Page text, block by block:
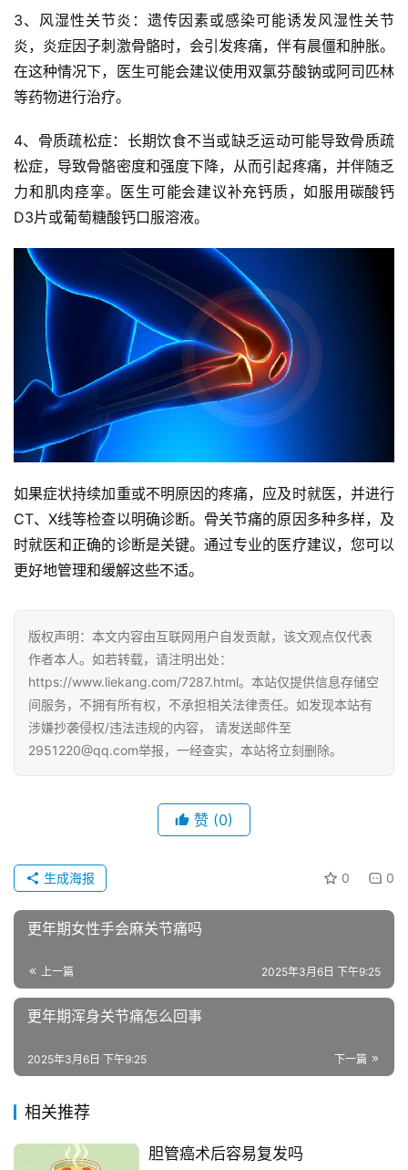
3、风湿性关节炎：遗传因素或感染可能诱发风湿性关节
炎，炎症因子刺激骨骼时，会引发疼痛，伴有晨僵和肿胀。
在这种情况下，医生可能会建议使用双氯芬酸钠或阿司匹林
等药物进行治疗。
4、骨质疏松症：长期饮食不当或缺乏运动可能导致骨质疏
松症，导致骨骼密度和强度下降，从而引起疼痛，并伴随乏
力和肌肉痉挛。医生可能会建议补充钙质，如服用碳酸钙
D3片或葡萄糖酸钙口服溶液。
如果症状持续加重或不明原因的疼痛，应及时就医，并进行
CT、X线等检查以明确诊断。骨关节痛的原因多种多样，及
时就医和正确的诊断是关键。通过专业的医疗建议，您可以
更好地管理和缓解这些不适。
版权声明：本文内容由互联网用户自发贡献，该文观点仅代表
作者本人。如若转载，请注明出处：
https://www.liekang.com/7287.html。本站仅提供信息存储空
间服务，不拥有所有权，不承担相关法律责任。如发现本站有
涉嫌抄袭侵权/违法违规的内容， 请发送邮件至
2951220@qq.com举报，一经查实，本站将立刻删除。
赞 (0)
0 0
生成海报
更年期女性手会麻关节痛吗
上一篇 2025年3月6日 下午9:25
更年期浑身关节痛怎么回事
下一篇
2025年3月6日 下午9:25
相关推荐
胆管癌术后容易复发吗